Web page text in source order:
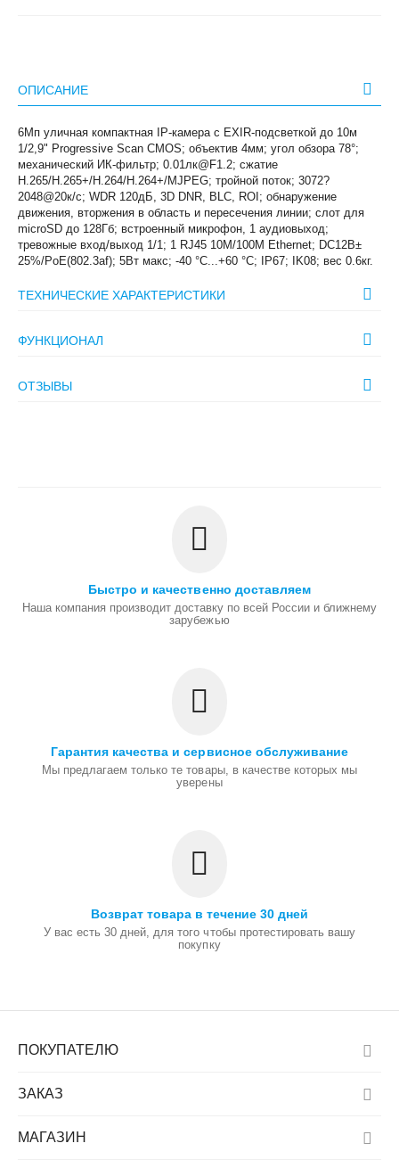
ОПИСАНИЕ
6Мп уличная компактная IP-камера с EXIR-подсветкой до 10м
1/2,9" Progressive Scan CMOS; объектив 4мм; угол обзора 78°;
механический ИК-фильтр; 0.01лк@F1.2; сжатие
H.265/H.265+/H.264/H.264+/MJPEG; тройной поток; 3072?
2048@20к/с; WDR 120дБ, 3D DNR, BLC, ROI; обнаружение
движения, вторжения в область и пересечения линии; слот для
microSD до 128Гб; встроенный микрофон, 1 аудиовыход;
тревожные вход/выход 1/1; 1 RJ45 10M/100M Ethernet; DC12В±
25%/PoE(802.3af); 5Вт макс; -40 °C...+60 °C; IP67; IK08; вес 0.6кг.
ТЕХНИЧЕСКИЕ ХАРАКТЕРИСТИКИ
ФУНКЦИОНАЛ
ОТЗЫВЫ
Быстро и качественно доставляем
Наша компания производит доставку по всей России и ближнему
зарубежью
Гарантия качества и сервисное обслуживание
Мы предлагаем только те товары, в качестве которых мы
уверены
Возврат товара в течение 30 дней
У вас есть 30 дней, для того чтобы протестировать вашу
покупку
ПОКУПАТЕЛЮ
ЗАКАЗ
МАГАЗИН